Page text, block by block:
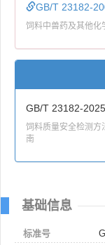
GB/T 23182-
饲料中兽药及其他化
GB/T 23182-2025
饲料质量安全检测
南
基础信息
标准号